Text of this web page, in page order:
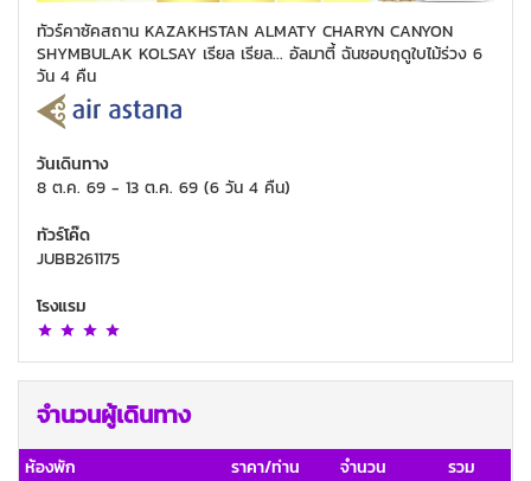
ทัวร์คาซัคสถาน KAZAKHSTAN ALMATY CHARYN CANYON
SHYMBULAK KOLSAY เรียล เรียล... อัลมาตี้ ฉันชอบฤดูใบไม้ร่วง 6
วัน 4 คืน
วันเดินทาง
8 ต.ค. 69 - 13 ต.ค. 69 (6 วัน 4 คืน)
ทัวร์โค๊ด
JUBB261175
โรงแรม
จำนวนผู้เดินทาง
ห้องพัก ราคา/ท่าน จำนวน รวม